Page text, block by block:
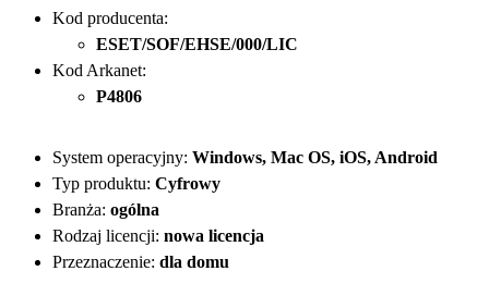
Kod producenta:
ESET/SOF/EHSE/000/LIC
Kod Arkanet:
P4806
System operacyjny: Windows, Mac OS, iOS, Android
Typ produktu: Cyfrowy
Branża: ogólna
Rodzaj licencji: nowa licencja
Przeznaczenie: dla domu